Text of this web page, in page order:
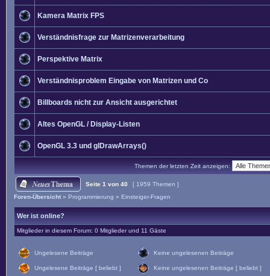
Kamera Matrix FPS
Verständnisfrage zur Matrizenverarbeitung
Perspektive Matrix
Verständnisproblem Eingabe von Matrizen und Co
Billboards nicht zur Ansicht ausgerichtet
Altes OpenGL / Display-Listen
OpenGL 3.3 und glDrawArrays()
Themen der letzten Zeit anzeigen:
Seite 1 von 40
[ 1959 Themen ]
Foren-Übersicht » Programmierung » Einsteiger-Fragen
Wer ist online?
Mitglieder in diesem Forum: 0 Mitglieder und 11 Gäste
Ungelesene Beiträge Keine ungelesenen Beiträge
Ungelesene Beiträge [ beliebt ] Keine ungelesenen Beiträge [ beliebt ]